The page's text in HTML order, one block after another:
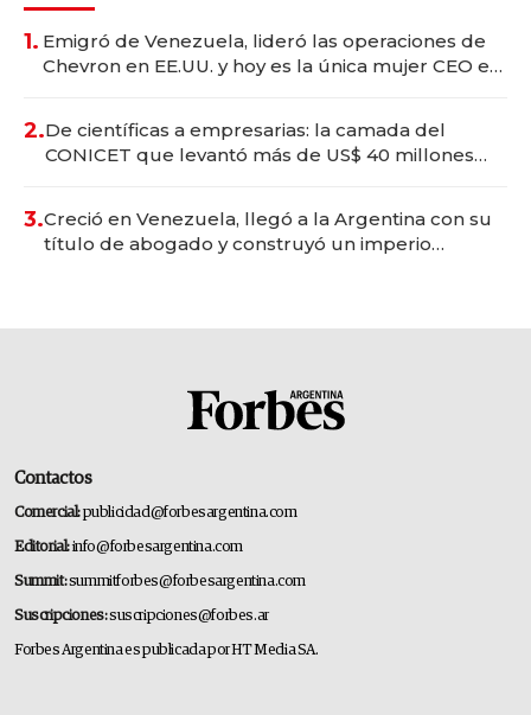
1. Emigró de Venezuela, lideró las operaciones de
Chevron en EE.UU. y hoy es la única mujer CEO en
2.De científicas a empresarias: la camada del
CONICET que levantó más de US$ 40 millones
3.Creció en Venezuela, llegó a la Argentina con su
título de abogado y construyó un imperio
Contactos
Comercial:publicidad@forbesargentina.com
Editorial:info@forbesargentina.com
Summit:summitforbes@forbesargentina.com
Suscripciones:suscripciones@forbes.ar
Forbes Argentina es publicada por HT Media SA.